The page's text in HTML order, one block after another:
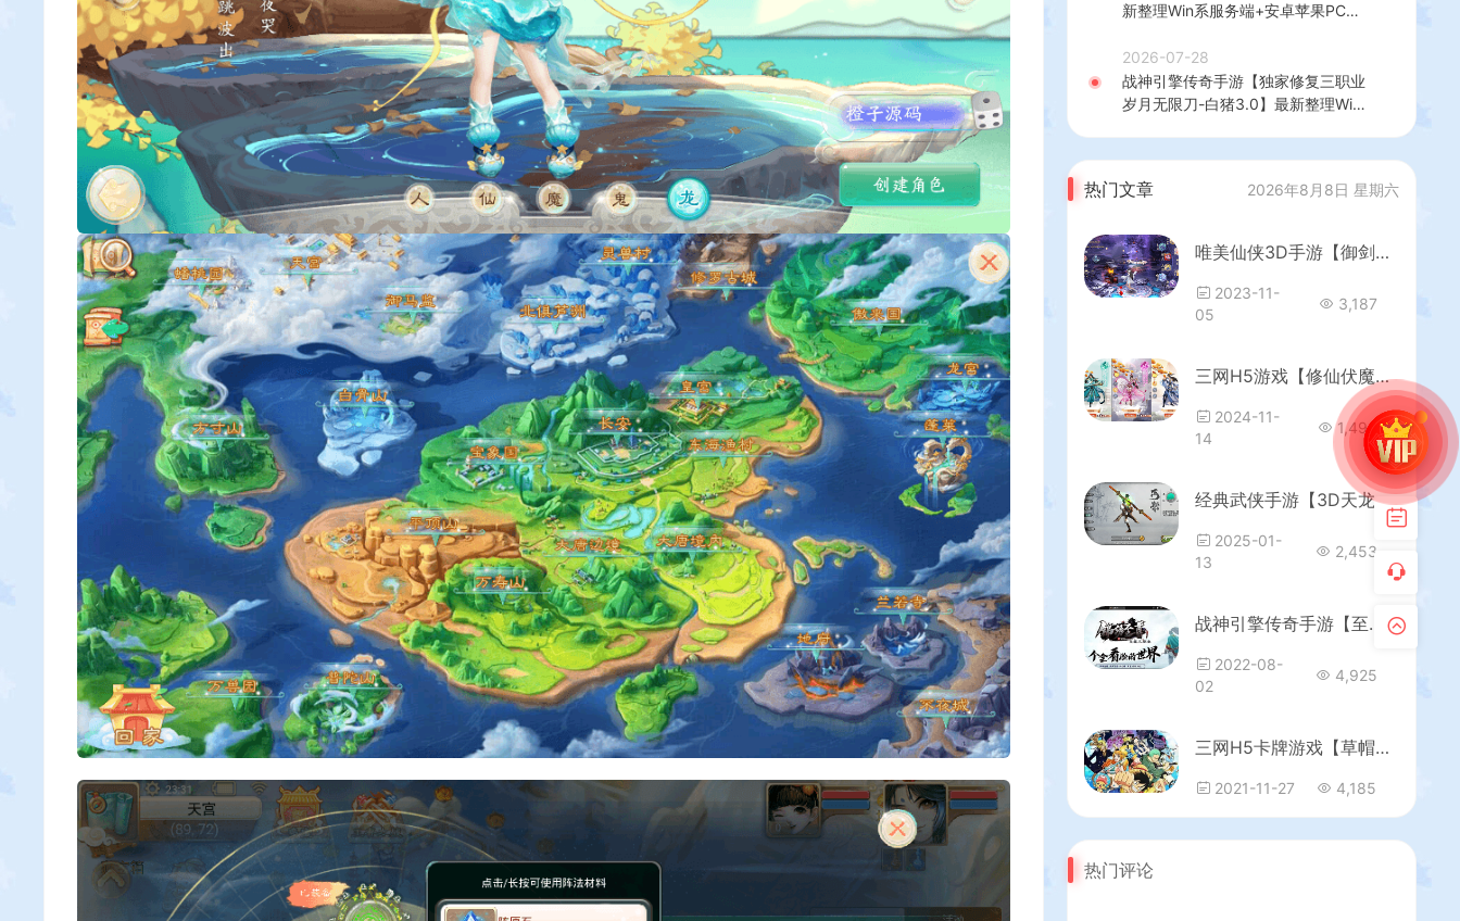
新整理Win系服务端+安卓苹果PC三
建教程
2026-07-28
战神引擎传奇手游【独家修复三职业
岁月无限刀-白猪3.0】最新整理Win
热门文章 2026年8月8日 星期六
唯美仙侠3D手游【御剑情缘200级端】最新整理单机一键即玩镜像服务端+Linux手工服务端+安卓苹果双端+GM后台+详细搭建教程
2023-11-
05
3,187
三网H5游戏【修仙伏魔录之九曲封神H5优化版】最新整理单机一键即玩镜像端+Linux手工服务端+服务端源码+特权注册后台+详细搭建教程+视频教程
2024-11-
14
1,496
经典武侠手游【3D天龙八部7职业防官版】最新整理单机一键即玩镜像端+Linux手工服务端+安卓苹果双端+本地注册验证+GM授权后台+详细搭建教程
2025-01-
13
2,453
战神引擎传奇手游【至尊火龙七大陆修复版】最新整理Win系特色服务端+安卓苹果双端+GM授权后台+详细搭建教程
2022-08-
02
4,925
三网H5卡牌游戏【草帽大冒险】最新整理Win一键即玩服务端+GM后台
2021-11-27 4,185
热门评论